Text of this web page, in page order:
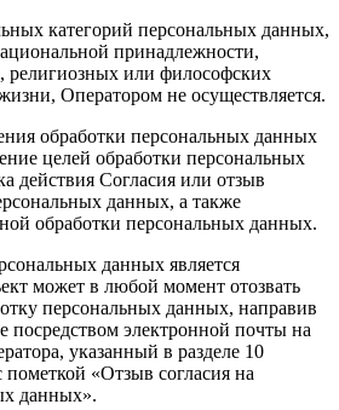
категорий персональных данных,
принадлежности,
религиозных или философских
Оператором не осуществляется.
обработки персональных данных
целей обработки персональных
действия Согласия или отзыв
данных, а также
обработки персональных данных.
данных является
может в любой момент отозвать
персональных данных, направив
посредством электронной почты на
указанный в разделе 10
«Отзыв согласия на
данных».